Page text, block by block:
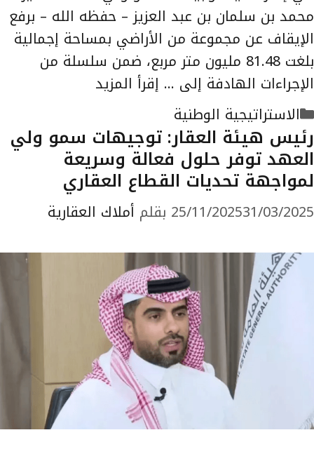
محمد بن سلمان بن عبد العزيز – حفظه الله – برفع
الإيقاف عن مجموعة من الأراضي بمساحة إجمالية
بلغت 81.48 مليون متر مربع، ضمن سلسلة من
الإجراءات الهادفة إلى … إقرأ المزيد
التصنيفات
الاستراتيجية الوطنية
رئيس هيئة العقار: توجيهات سمو ولي
العهد توفر حلول فعالة وسريعة
لمواجهة تحديات القطاع العقاري
25/11/202531/03/2025 بقلم أملاك العقارية